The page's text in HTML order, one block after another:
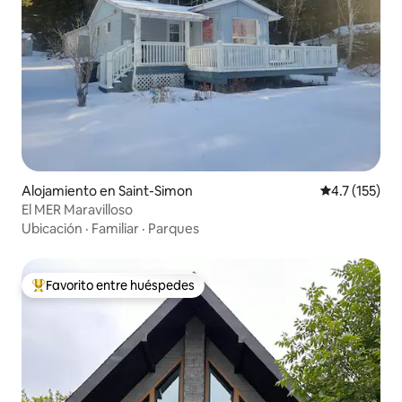
Alojamiento en Saint-Simon Calificación
4.7 (155)
El MER Maravilloso
Ubicación · Familiar · Parques
Favorito entre huéspedes preferido
Favorito entre huéspedes